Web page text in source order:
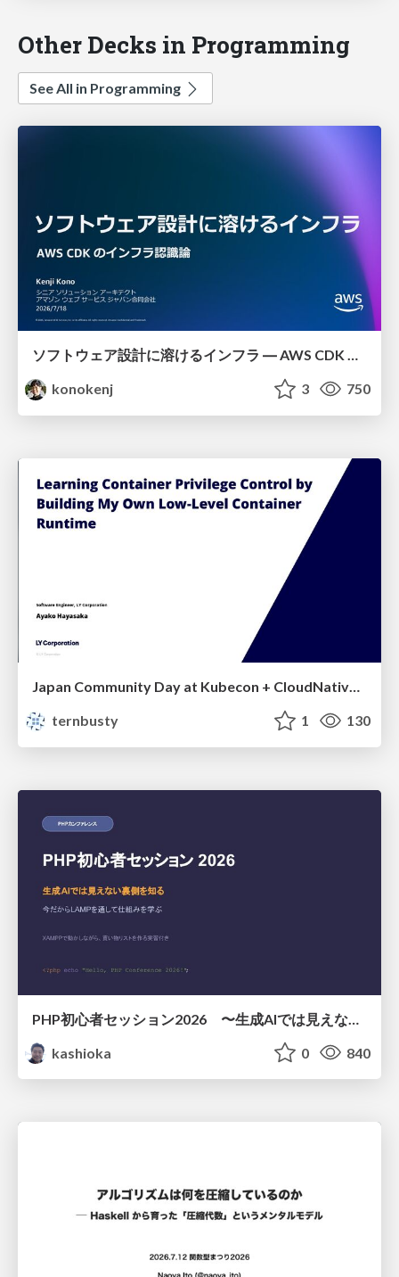
Other Decks in Programming
See All in Programming
konokenj
3 750
Japan Community Day at Kubecon + CloudNativeCon Japan 2026: Learning Container Privilege Control by Building My Own Low-Level Container Runtime
ternbusty
1 130
kashioka
0 840